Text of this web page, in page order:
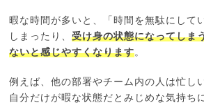
暇な時間が多いと、「時間を無駄にして
しまったり、受け身の状態になってしま
ないと感じやすくなります。
例えば、他の部署やチーム内の人は忙し
自分だけが暇な状態だとみじめな気持ち